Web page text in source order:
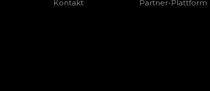
Kontakt
Partner-Plattform